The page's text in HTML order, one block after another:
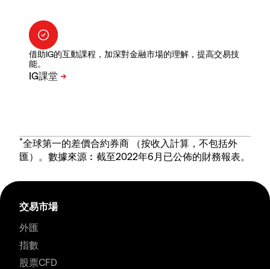
借助IG的互動課程，加深對金融市場的理解，提高交易技
能。
*全球第一的差價合約券商 （按收入計算，不包括外
匯）。數據來源︰截至2022年6月已公佈的財務報表。
交易市場
外匯
指數
股票CFD